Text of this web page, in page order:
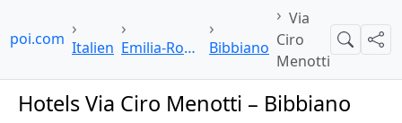
Italien Emilia-Romagna Bibbiano
Via
Ciro
Menotti
Suche
Hotels Via Ciro Menotti – Bibbiano